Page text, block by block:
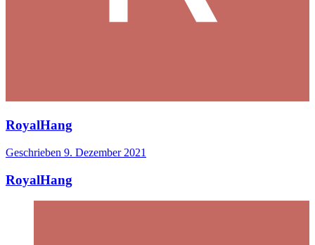
RoyalHang
Geschrieben 9. Dezember 2021
RoyalHang